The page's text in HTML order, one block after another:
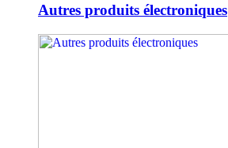
Autres produits électroniques